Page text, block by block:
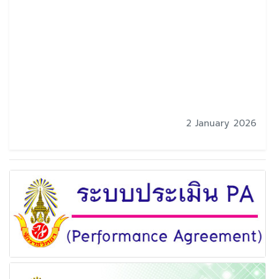
2 January 2026